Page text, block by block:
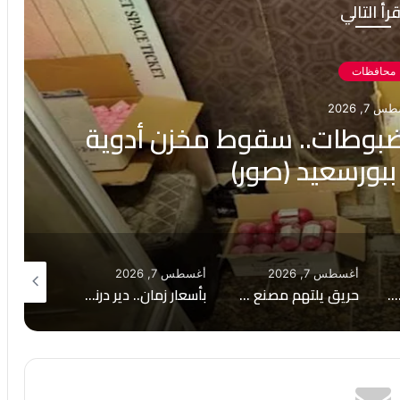
التالي
محافظات
7, 2026
سقوط مخزن أدوية
(صور)
مسمار اخترق عينه.. فريق طبي بجامعة أسوان ينقذ بصر شاب عشريني
أغسطس 7, 2026
حريق يلتهم مصنع مراتب بمدينة دمياط الجديدة
أغسطس 7, 2026
بأسعار زمان.. دير درنكة يفاجئ الزائرين بقائمة وجبات تبدأ من جنيه واحد
أغسطس 6, 2026